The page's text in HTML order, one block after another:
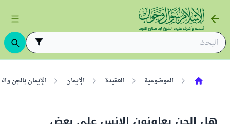
الموضوعية العقيدة الإيمان الإيمان بالجن